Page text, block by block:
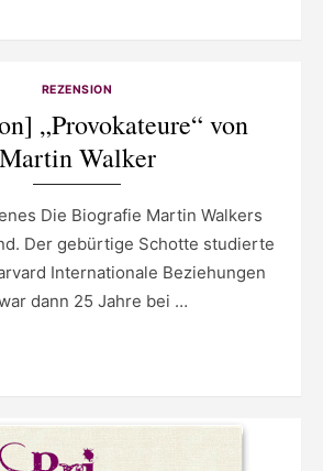
REZENSION
„Provokateure“ von
Martin Walker
Die Biografie Martin Walkers
Der gebürtige Schotte studierte
Internationale Beziehungen
dann 25 Jahre bei …